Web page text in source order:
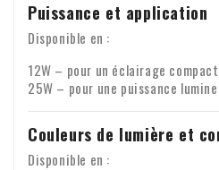
Votre numéro de TVA sera
numéro de TVA ne fonctionne
Pour toute question concernant
sujets, n'hésitez pas à nous
info@xpropool.com
Puissance et application
Disponible en :
12W – pour un éclairage
25W – pour une puissance
Couleurs de lumière et
Disponible en :